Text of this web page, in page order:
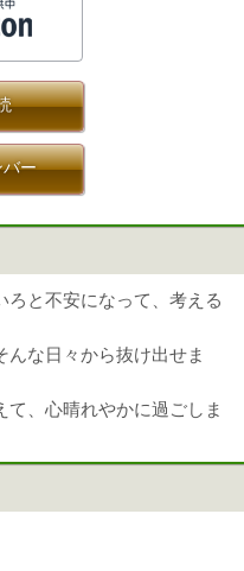
バー
と不安になって、考える
な日々から抜け出せま
、心晴れやかに過ごしま